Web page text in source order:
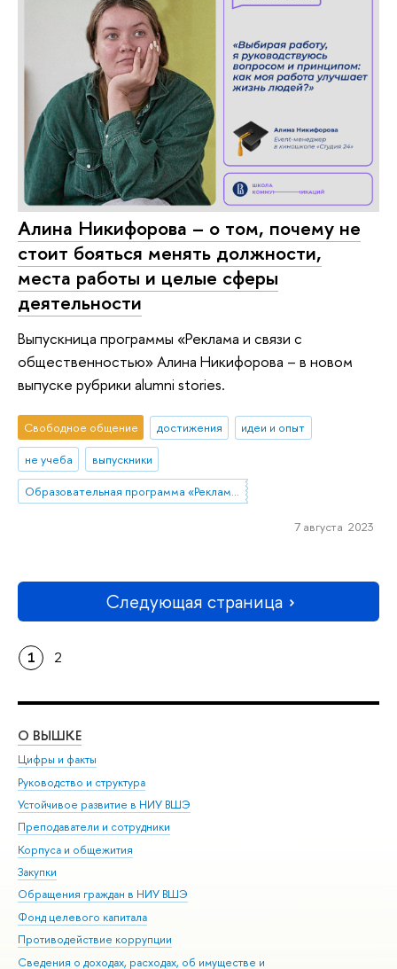
Алина Никифорова – о том, почему не
стоит бояться менять должности,
места работы и целые сферы
деятельности
Выпускница программы «Реклама и связи с
общественностью» Алина Никифорова – в новом
выпуске рубрики alumni stories.
Свободное общение достижения
идеи и опыт
не учеба
выпускники
Образовательная программа «Реклама и связи с общественностью»
7 августа 2023
Следующая страница
1 2
О ВЫШКЕ
Цифры и факты
Руководство и структура
Устойчивое развитие в НИУ ВШЭ
Преподаватели и сотрудники
Корпуса и общежития
Закупки
Обращения граждан в НИУ ВШЭ
Фонд целевого капитала
Противодействие коррупции
Сведения о доходах, расходах, об имуществе и